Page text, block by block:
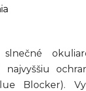
slnečné
najvyššiu
Blocker).